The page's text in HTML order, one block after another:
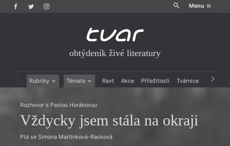
Menu
obtýdeník živé literatury
Rubriky Témata Ravt Akce Příležitosti Tvárnice Archiv
Drobná publicistika
Esejistika
Recenze a reflexe
Reportáže
Právě vychází
Mauzoleum
Divadlo
Historie kolonialismu
Rozhovor s Pavlou Horákovou
Vždycky jsem stála na okraji
Ptá se Simona Martínková-Racková